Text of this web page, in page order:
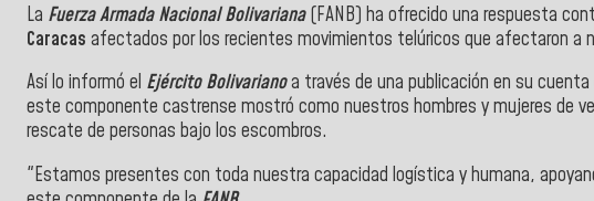
La Fuerza Armada Nacional Bolivariana(FANB) ha ofrecido una respuesta
Caracas afectados por los recientes movimientos telúricos que afectaron a
Así lo informó el Ejército Bolivarianoa través de una publicación en su cuenta
este componente castrense mostró como nuestros hombres y mujeres de
rescate de personas bajo los escombros.
"Estamos presentes con toda nuestra capacidad logística y humana,